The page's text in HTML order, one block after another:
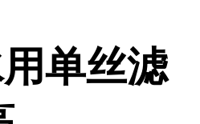
单丝滤